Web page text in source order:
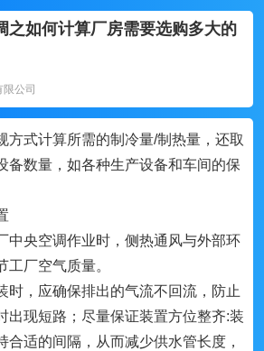
之如何计算厂房需要选购多大的
公司
方式计算所需的制冷量/制热量，还取
备数量，如各种生产设备和车间的保
中央空调作业时，侧热通风与外部环
工厂空气质量。
时，应确保排出的气流不回流，防止
出现短路；尽量保证装置方位整齐:装
合适的间隔，从而减少供水管长度，